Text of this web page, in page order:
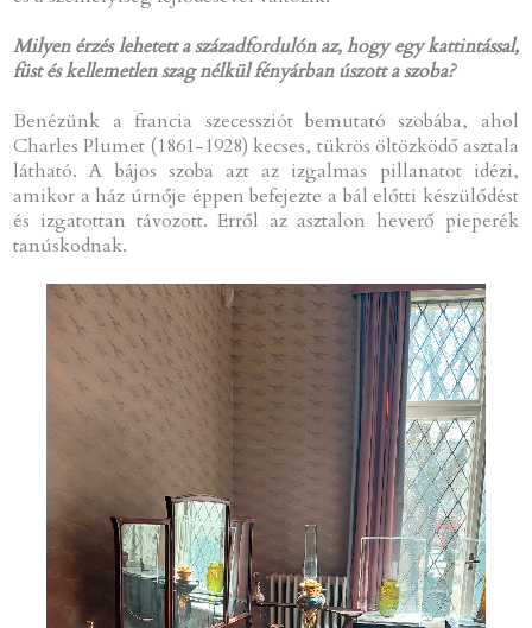
Milyen érzés lehetett a századfordulón az, hogy egy kattintással,
füst és kellemetlen szag nélkül fényárban úszott a szoba?
Benézünk a francia szecessziót bemutató szobába, ahol
Charles Plumet (1861-1928) kecses, tükrös öltözködő asztala
látható. A bájos szoba azt az izgalmas pillanatot idézi,
amikor a ház úrnője éppen befejezte a bál előtti készülődést
és izgatottan távozott. Erről az asztalon heverő pieperék
tanúskodnak.